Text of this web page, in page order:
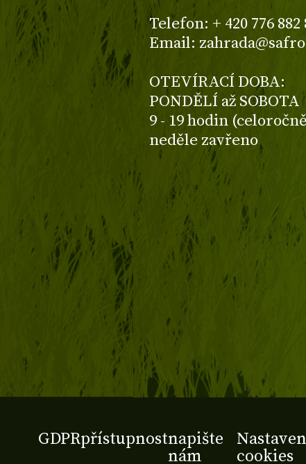
Telefon: + 420 776 882
Email:
OTEVÍRACÍ DOBA:
PONDĚLÍ až SOBOTA
9 - 19 hodin
neděle zavřeno
GDPRpřístupnostnapište
nám
cookies